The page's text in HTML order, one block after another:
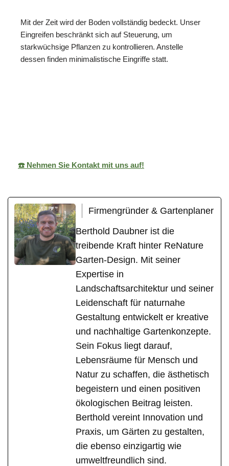
Mit der Zeit wird der Boden vollständig bedeckt. Unser
Eingreifen beschränkt sich auf Steuerung, um
starkwüchsige Pflanzen zu kontrollieren. Anstelle
dessen finden minimalistische Eingriffe statt.
☎️ Nehmen Sie Kontakt mit uns auf!
Firmengründer & Gartenplaner
Berthold Daubner ist die
treibende Kraft hinter ReNature
Garten-Design. Mit seiner
Expertise in
Landschaftsarchitektur und seiner
Leidenschaft für naturnahe
Gestaltung entwickelt er kreative
und nachhaltige Gartenkonzepte.
Sein Fokus liegt darauf,
Lebensräume für Mensch und
Natur zu schaffen, die ästhetisch
begeistern und einen positiven
ökologischen Beitrag leisten.
Berthold vereint Innovation und
Praxis, um Gärten zu gestalten,
die ebenso einzigartig wie
umweltfreundlich sind.